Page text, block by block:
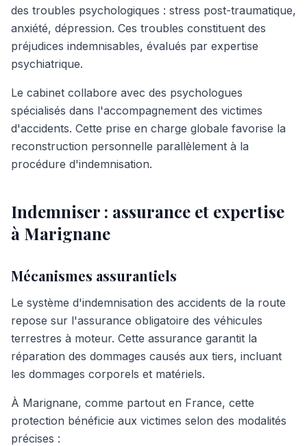
des troubles psychologiques : stress post-traumatique,
anxiété, dépression. Ces troubles constituent des
préjudices indemnisables, évalués par expertise
psychiatrique.
Le cabinet collabore avec des psychologues
spécialisés dans l'accompagnement des victimes
d'accidents. Cette prise en charge globale favorise la
reconstruction personnelle parallèlement à la
procédure d'indemnisation.
Indemniser : assurance et expertise
à Marignane
Mécanismes assurantiels
Le système d'indemnisation des accidents de la route
repose sur l'assurance obligatoire des véhicules
terrestres à moteur. Cette assurance garantit la
réparation des dommages causés aux tiers, incluant
les dommages corporels et matériels.
À Marignane, comme partout en France, cette
protection bénéficie aux victimes selon des modalités
précises :